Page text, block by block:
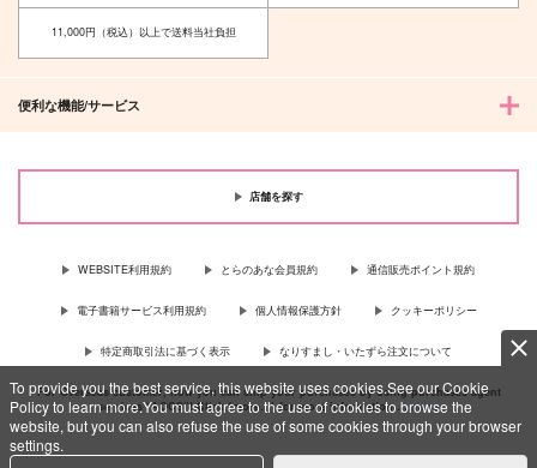
To provide you the best service, this website uses cookies.See our Cookie
Policy to learn more.You must agree to the use of cookies to browse the
website, but you can also refuse the use of some cookies through your browser
settings.
11,000円（税込）以上で送料当社負担
便利な機能/サービス
店舗を探す
WEBSITE利用規約 とらのあな会員規約 通信販売ポイント規約
電子書籍サービス利用規約 個人情報保護方針 クッキーポリシー
特定商取引法に基づく表示 なりすまし・いたずら注文について
For Overseas customer, now you can ship your purchases by using purchases agent
services “AOCS”! Click {more…} for more information …more